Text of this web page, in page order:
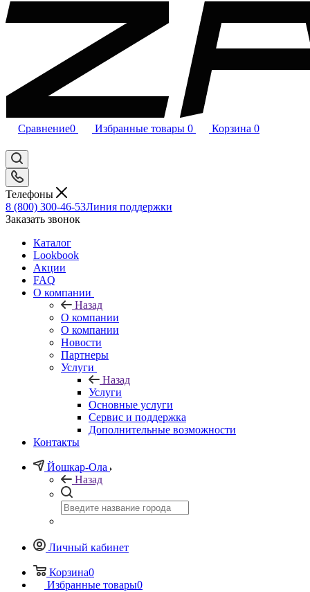
Сравнение0 Избранные товары 0 Корзина 0
Телефоны
8 (800) 300-46-53Линия поддержки
Заказать звонок
Каталог
Lookbook
Акции
FAQ
О компании
Назад
О компании
О компании
Новости
Партнеры
Услуги
Назад
Услуги
Основные услуги
Сервис и поддержка
Дополнительные возможности
Контакты
Йошкар-Ола
Назад
Личный кабинет
Корзина0
Избранные товары0